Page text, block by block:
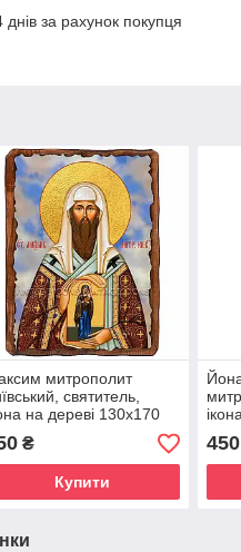
за рахунок покупця
митрополит
святитель,
на дереві 130х170
₴
Купити
450